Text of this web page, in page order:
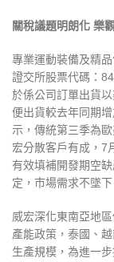
關稅議題明朗化 樂
專業運動裝備及精
證交所股票代碼：
於係公司訂單出貨
便出貨較去年同期
示 ， 傳統第三季為
宏分散客戶有成， 7
有效填補開發期空
定 ， 市場需求不墜
威宏深化東南亞地
產能政策 ， 泰國、
生產規模 ， 為進一